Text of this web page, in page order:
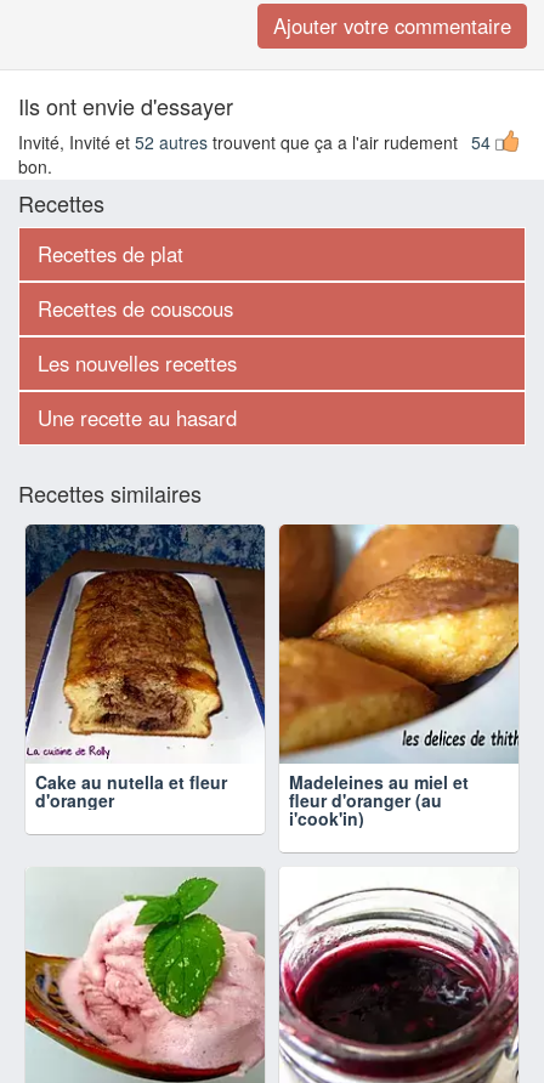
Ils ont envie d'essayer
54
Invité, Invité et 52 autres trouvent que ça a l'air rudement
bon.
Recettes
Recettes de plat
Recettes de couscous
Les nouvelles recettes
Une recette au hasard
Recettes similaires
Cake au nutella et fleur
d'oranger
Madeleines au miel et
fleur d'oranger (au
i'cook'in)